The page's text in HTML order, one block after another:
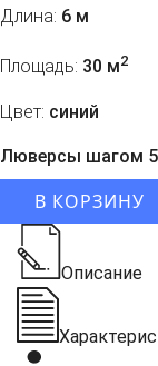
Длина: 6 м
Площадь: 30 м2
Цвет: синий
Люверсы шагом
В КОРЗИНУ
Описание